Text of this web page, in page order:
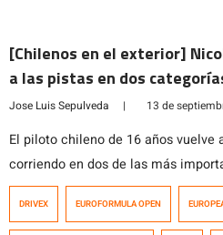
[Chilenos en el exterior]
a las pistas en dos
Jose Luis Sepulveda | 13 de
El piloto chileno de 16 años vuelve
corriendo en dos de las más
automovilismo mundial, partiendo
18 y 19 de septiembre, en las 4
DRIVEX EUROFORMULA OPEN